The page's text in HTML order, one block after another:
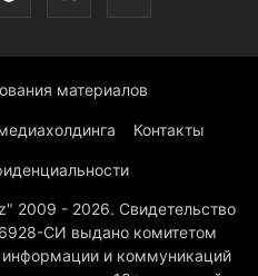
материалов
Контакты
2009 - 2026. Свидетельство
СИ выдано комитетом
и коммуникаций